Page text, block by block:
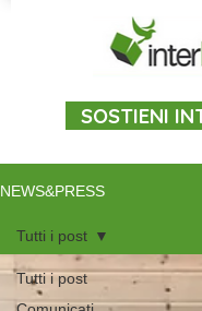
SOSTIENI
NEWS&PRESS
Tutti i post
Tutti i post